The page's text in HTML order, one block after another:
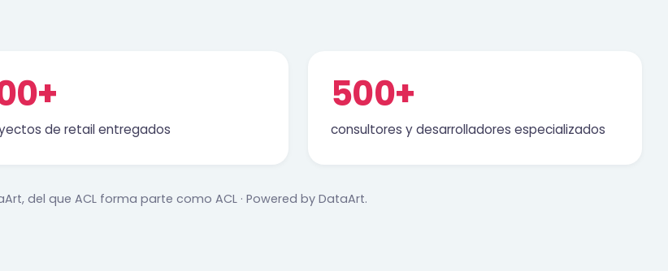
de retail entregados
500+
consultores y desarrolladores especializados
del que ACL forma parte como ACL · Powered by DataArt.